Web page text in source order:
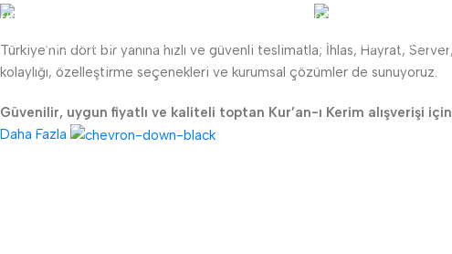
Türkiye'nin dört bir yanına hızlı ve güvenli teslimatla; İhlas, Hayrat,
kolaylığı, özelleştirme seçenekleri ve kurumsal çözümler de sunuyoruz.
Güvenilir, uygun fiyatlı ve kaliteli toptan Kur’an-ı Kerim alışverişi
Daha Fazla
Uygun kargo maliyeti Canlı müşteri
Sipariş Takibi
Garanti ve İade Koşulları